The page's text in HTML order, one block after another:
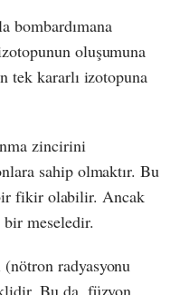
bombardımana
oluşumuna
tek kararlı izotopuna
zincirini
sahip olmaktır. Bu
fikir olabilir. Ancak
meseledir.
radyasyonu
Bu da, füzyon